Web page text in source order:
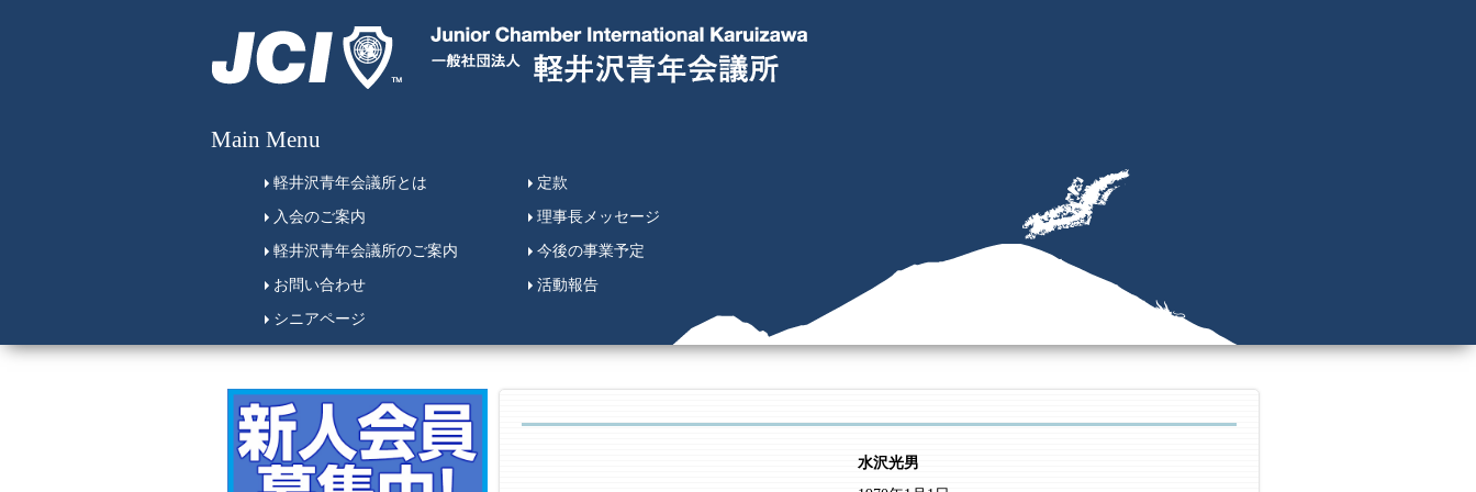
Main Menu
軽井沢青年会議所とは 定款
入会のご案内 理事長メッセージ
軽井沢青年会議所のご案内 今後の事業予定
お問い合わせ 活動報告
シニアページ
水沢光男